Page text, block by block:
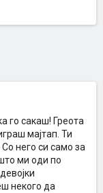
го сакаш! Греота
мајтап. Ти
него си само за
ми оди по
некого да